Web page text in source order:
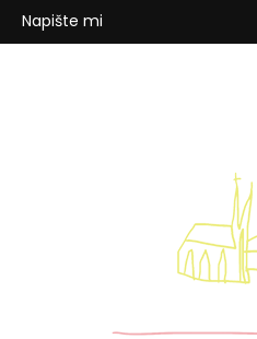
Napište mi